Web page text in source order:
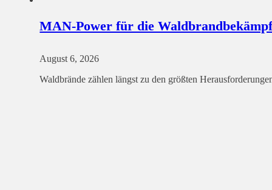
MAN-Power für die
August 6, 2026
Waldbrände zählen längst zu den größten